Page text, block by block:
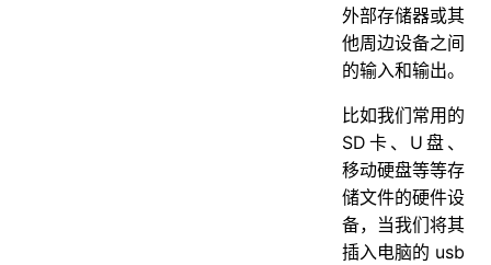
外部存储器或其
他周边设备之间
的输入和输出。
比如我们常用的
SD卡、U盘、
移动硬盘等等存
储文件的硬件设
备，当我们将其
插入电脑的 usb